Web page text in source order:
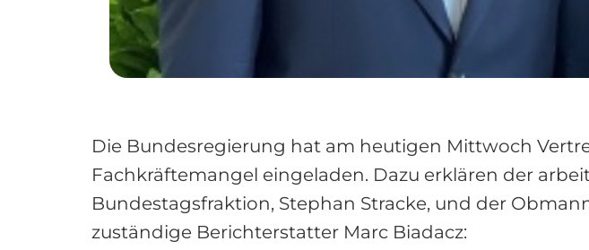
Die Bundesregierung hat am heutigen Mittwoch
Fachkräftemangel eingeladen. Dazu erklären der
Bundestagsfraktion, Stephan Stracke, und der
zuständige Berichterstatter Marc Biadacz: